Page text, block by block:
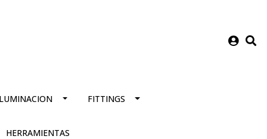
FITTINGS
HERRAMIENTAS